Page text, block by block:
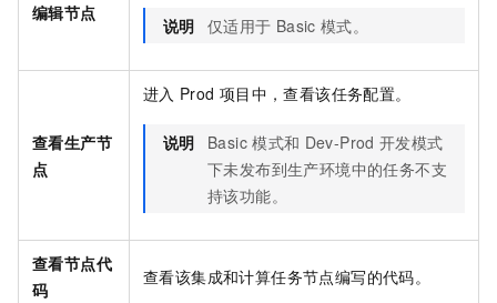
编辑节点
说明 仅适用于 Basic 模式。
查看生产节
点
进入 Prod 项目中，查看该任务配置。
说明 Basic 模式和 Dev-Prod 开发模式
下未发布到生产环境中的任务不支
持该功能。
查看节点代
码
查看该集成和计算任务节点编写的代码。